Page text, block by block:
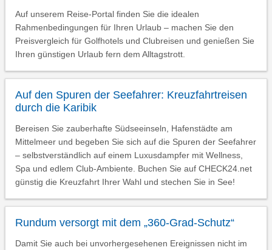
Auf unserem Reise-Portal finden Sie die idealen
Rahmenbedingungen für Ihren Urlaub – machen Sie den
Preisvergleich für Golfhotels und Clubreisen und genießen Sie
Ihren günstigen Urlaub fern dem Alltagstrott.
Auf den Spuren der Seefahrer: Kreuzfahrtreisen
durch die Karibik
Bereisen Sie zauberhafte Südseeinseln, Hafenstädte am
Mittelmeer und begeben Sie sich auf die Spuren der Seefahrer
– selbstverständlich auf einem Luxusdampfer mit Wellness,
Spa und edlem Club-Ambiente. Buchen Sie auf CHECK24.net
günstig die Kreuzfahrt Ihrer Wahl und stechen Sie in See!
Rundum versorgt mit dem „360-Grad-Schutz“
Damit Sie auch bei unvorhergesehenen Ereignissen nicht im